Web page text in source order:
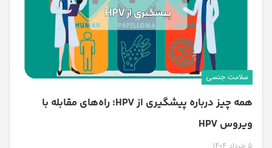
سلامت جنسی
همه چیز درباره پیشگیری از HPV؛ راه‌های مقابله با
ویروس HPV